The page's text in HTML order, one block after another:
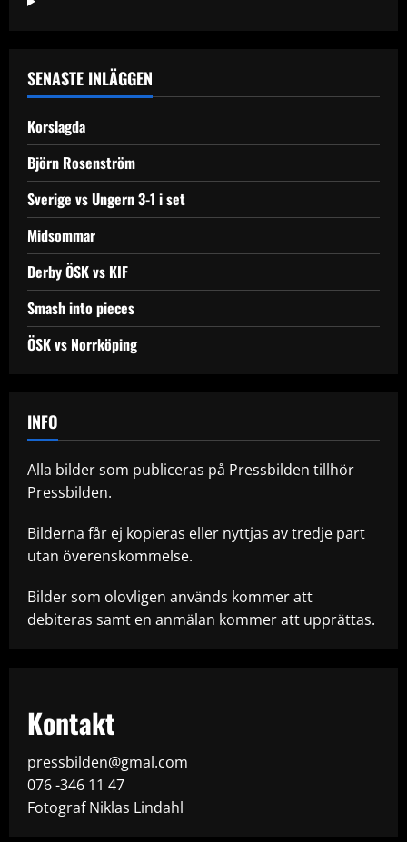
SENASTE INLÄGGEN
Korslagda
Björn Rosenström
Sverige vs Ungern 3-1 i set
Midsommar
Derby ÖSK vs KIF
Smash into pieces
ÖSK vs Norrköping
INFO
Alla bilder som publiceras på Pressbilden tillhör
Pressbilden.
Bilderna får ej kopieras eller nyttjas av tredje part
utan överenskommelse.
Bilder som olovligen används kommer att
debiteras samt en anmälan kommer att upprättas.
Kontakt
pressbilden@gmal.com
076 -346 11 47
Fotograf Niklas Lindahl